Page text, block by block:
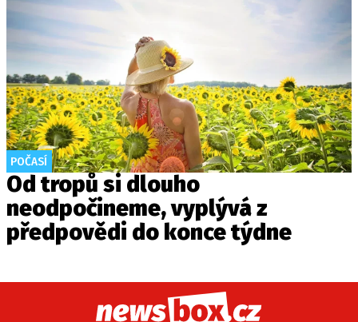
POČASÍ
Od tropů si dlouho
neodpočineme, vyplývá z
předpovědi do konce týdne